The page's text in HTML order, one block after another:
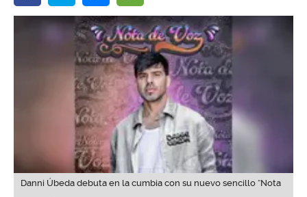
Danni Úbeda debuta en la cumbia con su nuevo sencillo “Nota